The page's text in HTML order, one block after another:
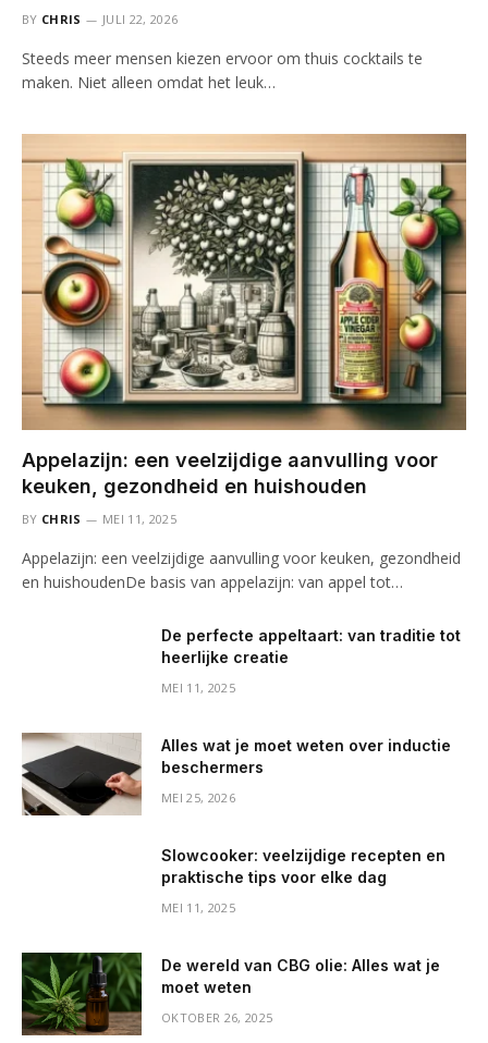
BY CHRIS JULI 22, 2026
Steeds meer mensen kiezen ervoor om thuis cocktails te
maken. Niet alleen omdat het leuk…
Appelazijn: een veelzijdige aanvulling voor
keuken, gezondheid en huishouden
BY CHRIS MEI 11, 2025
Appelazijn: een veelzijdige aanvulling voor keuken, gezondheid
en huishoudenDe basis van appelazijn: van appel tot…
De perfecte appeltaart: van traditie tot
heerlijke creatie
MEI 11, 2025
Alles wat je moet weten over inductie
beschermers
MEI 25, 2026
Slowcooker: veelzijdige recepten en
praktische tips voor elke dag
MEI 11, 2025
De wereld van CBG olie: Alles wat je
moet weten
OKTOBER 26, 2025